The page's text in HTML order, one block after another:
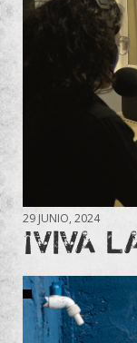
29 JUNIO, 2024
¡VIVA